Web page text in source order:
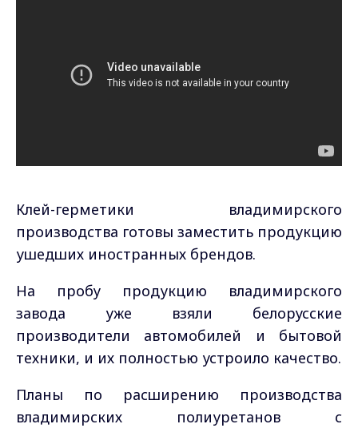
Клей-герметики владимирского
производства готовы заместить продукцию
ушедших иностранных брендов.
На пробу продукцию владимирского
завода уже взяли белорусские
производители автомобилей и бытовой
техники, и их полностью устроило качество.
Планы по расширению производства
владимирских полиуретанов с